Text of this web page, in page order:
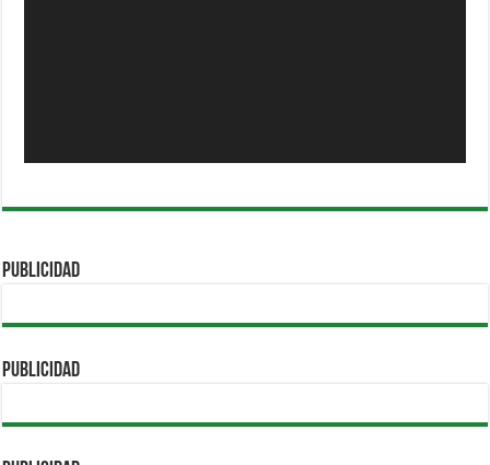
PUBLICIDAD
PUBLICIDAD